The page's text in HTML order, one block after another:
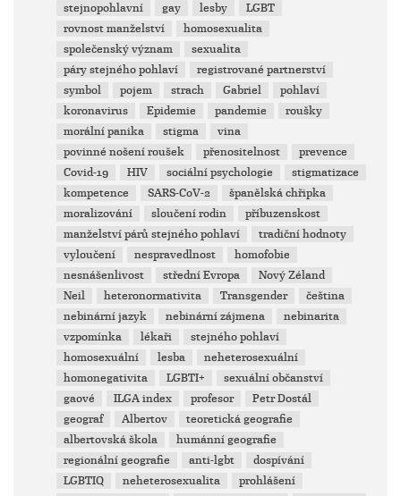
stejnopohlavní
gay lesby
LGBT
rovnost manželství
homosexualita
společenský význam
sexualita
páry stejného pohlaví
registrované partnerství
symbol
pojem strach Gabriel
pohlaví
koronavirus
Epidemie pandemie
roušky
morální panika
stigma
vina
povinné nošení roušek
přenositelnost
prevence
Covid-19
HIV sociální psychologie
stigmatizace
kompetence
SARS-CoV-2
španělská chřipka
moralizování
sloučení rodin
příbuzenskost
manželství párů stejného pohlaví
tradiční hodnoty
vyloučení
nespravedlnost
homofobie
nesnášenlivost
střední Evropa
Nový Zéland
Neil
heteronormativita Transgender
čeština
nebinární jazyk
nebinární zájmena
nebinarita
vzpomínka
lékaři
stejného pohlaví
homosexuální
lesba
neheterosexuální
homonegativita
LGBTI+
sexuální občanství
gaové
ILGA index profesor
Petr Dostál
geograf
Albertov
teoretická geografie
albertovská škola
humánní geografie
regionální geografie
anti-lgbt
dospívání
LGBTIQ
neheterosexualita
prohlášení